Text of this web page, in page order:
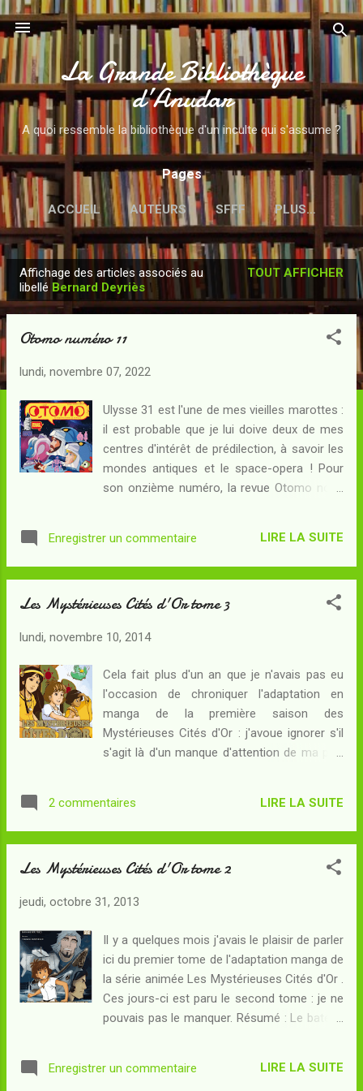
Accéder au contenu principal
La Grande Bibliothèque
d’Anudar
A quoi ressemble la bibliothèque d'un inculte qui s'assume ?
Pages
ACCUEIL AUTEURS SFFF PLUS…
r
Affichage des articles associés au
libellé Bernard Deyriès
TOUT AFFICHER
Otomo numéro 11
lundi, novembre 07, 2022
Ulysse 31 est l'une de mes vieilles marottes :
il est probable que je lui doive deux de mes
centres d'intérêt de prédilection, à savoir les
mondes antiques et le space-opera ! Pour
son onzième numéro, la revue Otomo nous
de cette livraison : Je retiens en particulier,
bien sûr, le dossier consacré à Ulysse 31
suis procuré cette revue à laquelle je ne me
petit tiers du volume total. Un premier texte
le décor planté par la série Ulysse 31 , et ses
liens intrinsèques avec la mythologie antique
mais aussi des récits bien plus récents. Un
second texte du même auteur, où il
interviewe Nina Wolmark - scénariste
occasion de préciser le processus créatif à
Enregistrer un commentaire LIRE LA SUITE
Les Mystérieuses Cités d'Or tome 3
lundi, novembre 10, 2014
Cela fait plus d'un an que je n'avais pas eu
l'occasion de chroniquer l'adaptation en
manga de la première saison des
Mystérieuses Cités d'Or : j'avoue ignorer s'il
s'agit là d'un manque d'attention de ma part
Condor s'est envolé pour le pays Maya, loin
au Nord du Pérou, laissant derrière lui Pizarro
quête d'une des fabuleuses Cités d'Or,
espagnols vont subir un atterrissage quelque
par les géniaux constructeurs de leur
appareil volant car ils se découvrent soudain
au beau milieu d'une cité abandonnée ! Au
coeur d'un temple, un étrange masque de
jade semble protéger quelque chose... Les
de Mû, ont sans doute laissé derrière leurs
2 commentaires LIRE LA SUITE
Les Mystérieuses Cités d'Or tome 2
jeudi, octobre 31, 2013
Il y a quelques mois j'avais le plaisir de parler
ici du premier tome de l'adaptation manga de
la série animée Les Mystérieuses Cités d'Or .
Ces jours-ci est paru le second tome : je ne
pouvais pas le manquer. Résumé : Le bateau
côte du Pérou. Pensant y trouver refuge, Zia
Enregistrer un commentaire LIRE LA SUITE